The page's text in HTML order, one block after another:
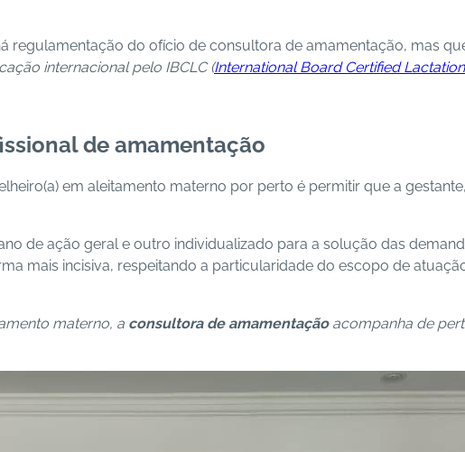
regulamentação do ofício de consultora de amamentação, mas
internacional pelo IBCLC (International Board Certified
de amamentação
em aleitamento materno por perto é permitir que a
de ação geral e outro individualizado para a solução das
mais incisiva, respeitando a particularidade do escopo de
materno, a consultora de amamentaçãoacompanha de